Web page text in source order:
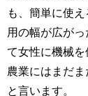
も、簡単に使
用の幅が広が
て女性に機械
農業にはまだま
と言います。